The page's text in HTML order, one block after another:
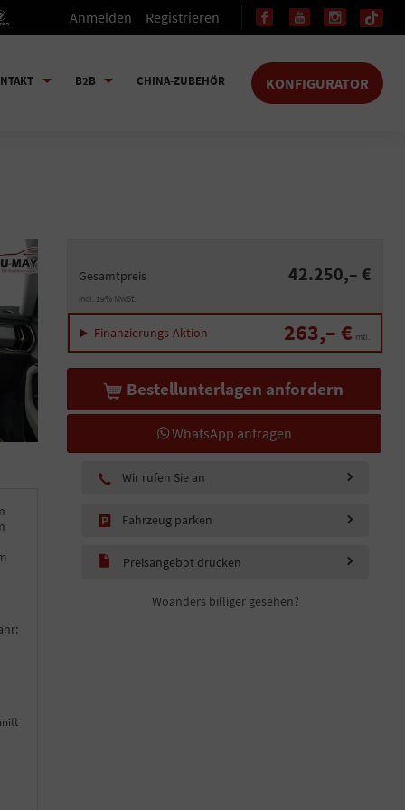
Anmelden Registrieren
B2B CHINA-ZUBEHÖR KONFIGURATOR
Gesamtpreis 42.250,– €
incl. 19% MwSt.
263,– € mtl.
Finanzierungs-Aktion
WhatsApp anfragen
Bestellunterlagen anfordern
Wir rufen Sie an
Fahrzeug parken
Preisangebot drucken
Woanders billiger gesehen?